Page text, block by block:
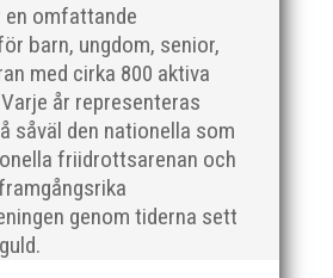
en omfattande
barn, ungdom, senior,
med cirka 800 aktiva
år representeras
såväl den nationella som
friidrottsarenan och
genom tiderna sett
oerhört mycket på flera